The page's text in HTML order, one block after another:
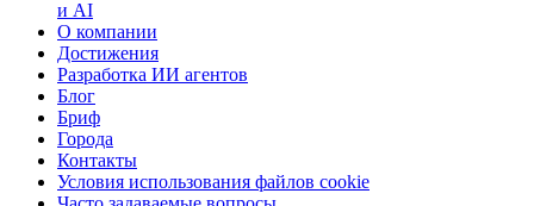
и AI
О компании
Достижения
Разработка ИИ агентов
Блог
Бриф
Города
Контакты
Условия использования файлов cookie